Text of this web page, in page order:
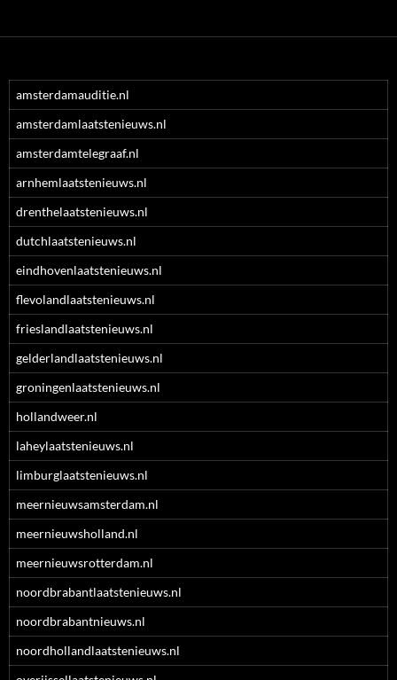
amsterdamauditie.nl
amsterdamlaatstenieuws.nl
amsterdamtelegraaf.nl
arnhemlaatstenieuws.nl
drenthelaatstenieuws.nl
dutchlaatstenieuws.nl
eindhovenlaatstenieuws.nl
flevolandlaatstenieuws.nl
frieslandlaatstenieuws.nl
gelderlandlaatstenieuws.nl
groningenlaatstenieuws.nl
hollandweer.nl
laheylaatstenieuws.nl
limburglaatstenieuws.nl
meernieuwsamsterdam.nl
meernieuwsholland.nl
meernieuwsrotterdam.nl
noordbrabantlaatstenieuws.nl
noordbrabantnieuws.nl
noordhollandlaatstenieuws.nl